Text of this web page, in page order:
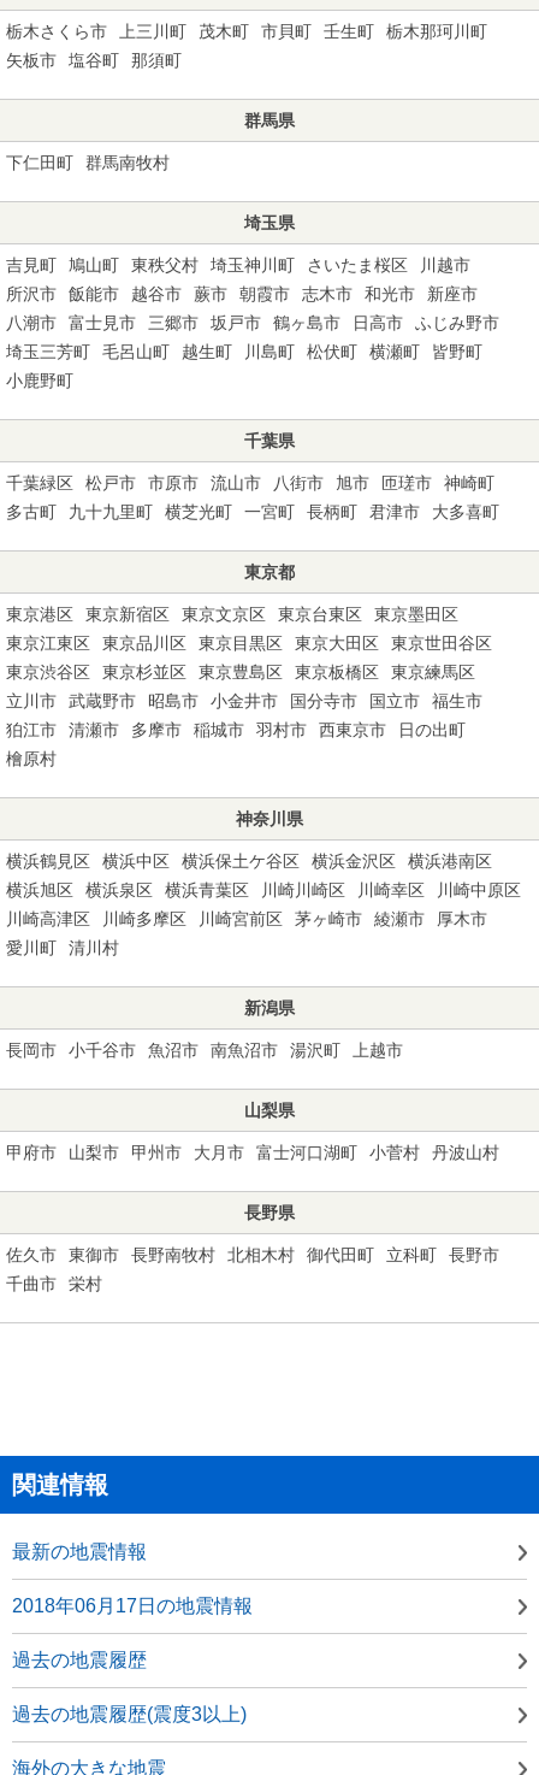
栃木さくら市 上三川町 茂木町 市貝町 壬生町
栃木那珂川町
矢板市
塩谷町 那須町
群馬県
下仁田町 群馬南牧村
埼玉県
吉見町 鳩山町 東秩父村 埼玉神川町 さいたま桜区
川越市
所沢市
飯能市 越谷市 蕨市 朝霞市 志木市 和光市
新座市
八潮市
富士見市 三郷市 坂戸市 鶴ヶ島市 日高市
ふじみ野市
埼玉三芳町
毛呂山町 越生町 川島町 松伏町 横瀬町
皆野町
小鹿野町
千葉県
千葉緑区 松戸市 市原市 流山市 八街市 旭市 匝瑳市
神崎町
多古町
九十九里町 横芝光町 一宮町 長柄町 君津市 大多喜町
東京都
東京港区 東京新宿区 東京文京区 東京台東区
東京墨田区
東京江東区
東京品川区 東京目黒区 東京大田区
東京世田谷区
東京渋谷区
東京杉並区 東京豊島区 東京板橋区
東京練馬区
立川市
武蔵野市 昭島市 小金井市 国分寺市 国立市
福生市
狛江市
清瀬市 多摩市 稲城市 羽村市 西東京市
日の出町
檜原村
神奈川県
横浜鶴見区 横浜中区 横浜保土ケ谷区 横浜金沢区
横浜港南区
横浜旭区
横浜泉区 横浜青葉区 川崎川崎区 川崎幸区
川崎中原区
川崎高津区
川崎多摩区 川崎宮前区 茅ヶ崎市 綾瀬市
厚木市
愛川町
清川村
新潟県
長岡市 小千谷市 魚沼市 南魚沼市 湯沢町 上越市
山梨県
甲府市 山梨市 甲州市 大月市 富士河口湖町 小菅村 丹波山村
長野県
佐久市 東御市 長野南牧村 北相木村 御代田町 立科町
長野市
千曲市
栄村
関連情報
最新の地震情報
2018年06月17日の地震情報
過去の地震履歴
過去の地震履歴(震度3以上)
海外の大きな地震